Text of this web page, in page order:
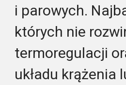
i parowych.
których nie
termoregulacji
układu krążenia